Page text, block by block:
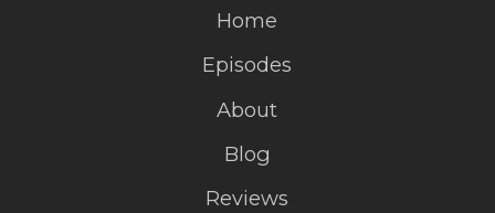
Home
Episodes
About
Blog
Reviews